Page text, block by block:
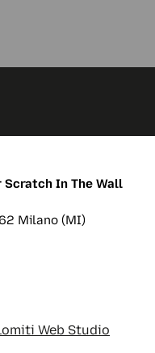
Scratch In The Wall
Milano (MI)
Web Studio